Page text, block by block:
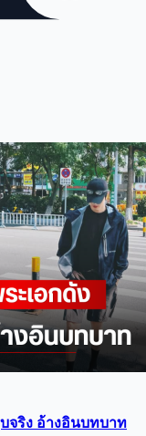
จริง อ้างอินบทบาท